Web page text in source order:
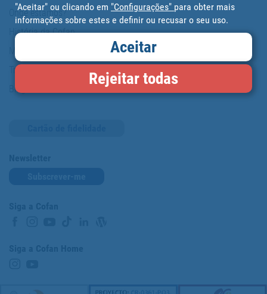
Onde estamos?
História da Cofan
Trabalhe conosco
Blog
"Aceitar" ou clicando em "Configurações" para obter mais
informações sobre estes e definir ou recusar o seu uso.
Aceitar
Rejeitar todas